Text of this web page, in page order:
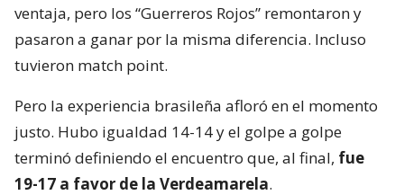
ventaja, pero los “Guerreros Rojos” remontaron y
pasaron a ganar por la misma diferencia. Incluso
tuvieron match point.
Pero la experiencia brasileña afloró en el momento
justo. Hubo igualdad 14-14 y el golpe a golpe
terminó definiendo el encuentro que, al final, fue
19-17 a favor de la Verdeamarela.